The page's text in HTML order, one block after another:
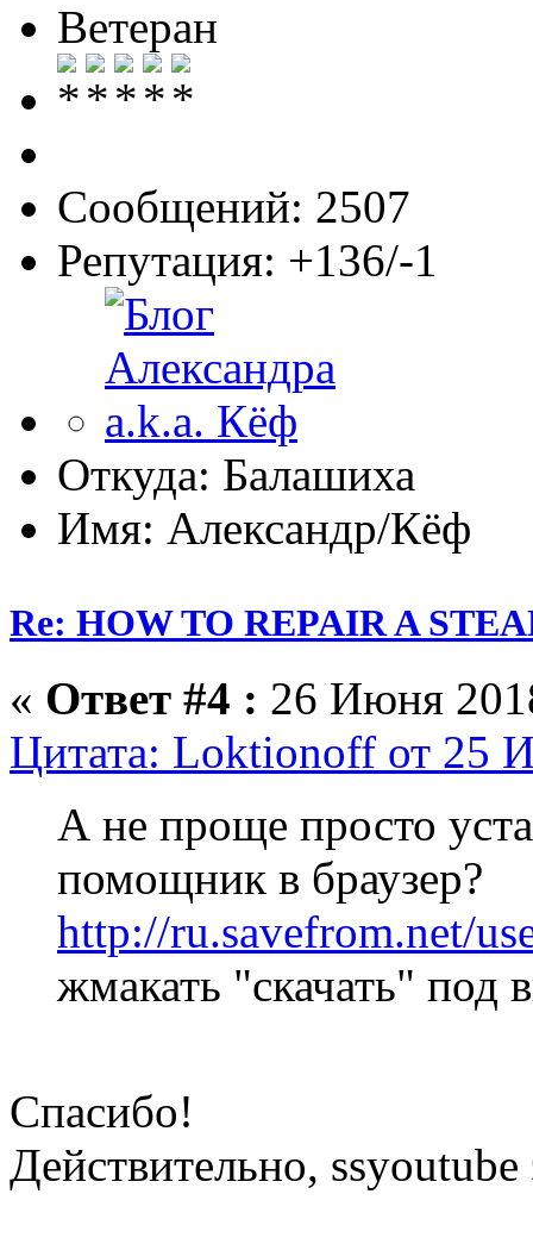
Ветеран
Сообщений: 2507
Репутация: +136/-1
Откуда: Балашиха
Имя: Александр/Кёф
Re: HOW TO REPAIR A
« Ответ #4 : 26 Июня
Цитата: Loktionoff от 25
А не проще просто
помощник в браузер?
http://ru.savefrom.net/
жмакать "скачать" под
Спасибо!
Действительно,